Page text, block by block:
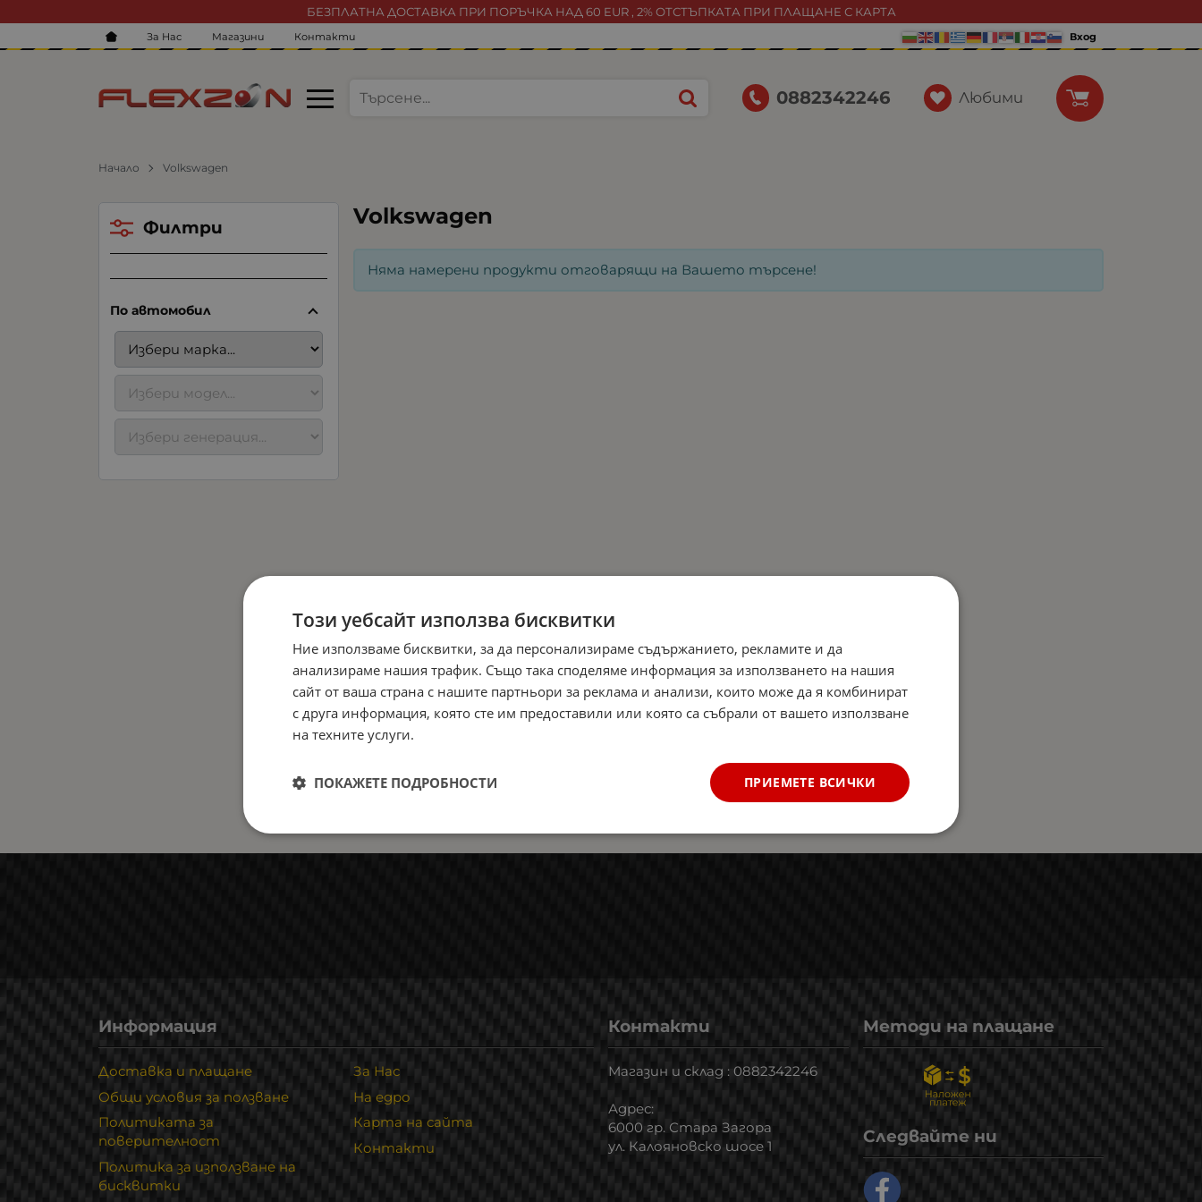
БЕЗПЛАТНА ДОСТАВКА ПРИ ПОРЪЧКА НАД 60 EUR , 2% ОТСТЪПКАТА ПРИ ПЛАЩАНЕ С КАРТА
За Нас Магазини Контакти Вход
0882342246 Любими
Начало Volkswagen
Volkswagen
Няма намерени продукти отговарящи на Вашето търсене!
Филтри
По автомобил
Информация
Доставка и плащане
Общи условия за ползване
Политиката за
поверителност
Политика за използване на
бисквитки
За Нас
На едро
Карта на сайта
Контакти
Контакти
Магазин и склад : 0882342246
Адрес:
6000 гр. Стара Загора
ул. Калояновско шосе 1
Методи на плащане
Следвайте ни
Този уебсайт използва бисквитки
Ние използваме бисквитки, за да персонализираме съдържанието, рекламите и да
анализираме нашия трафик. Също така споделяме информация за използването на нашия
сайт от ваша страна с нашите партньори за реклама и анализи, които може да я комбинират
с друга информация, която сте им предоставили или която са събрали от вашето използване
на техните услуги.
ПРИЕМЕТЕ ВСИЧКИ
ПОКАЖЕТЕ ПОДРОБНОСТИ